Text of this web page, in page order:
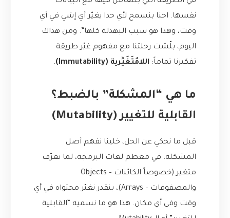
نفسها. احنا بنسمح لأي حدا يغيّر أي إشي في أي
وقت، وهذا هو سبب البهدلة كلها”. ومن هداك
اليوم، بلّشت رحلتنا مع مفهوم غيّر طريقة
تفكيرنا تماماً: اللامُتَغَيِّرية (Immutability) .
ما هي “المشكلة” بالضبط؟
القابلية للتغيير (Mutability)
قبل ما نحكي عن الحل، خلينا نفهم أصل
المشكلة. في معظم لغات البرمجة، لما نعرّف
متغير (خصوصاً الكائنات – Objects
والمصفوفات – Arrays)، بنقدر نغيّر محتواه في أي
وقت وفي أي مكان. هذا هو ما نسميه “القابلية